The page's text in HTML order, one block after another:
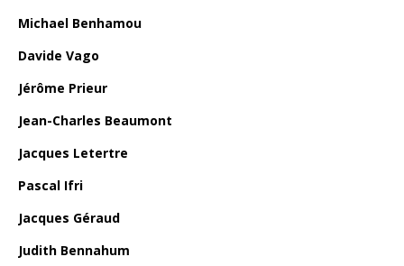
Michael Benhamou
Davide Vago
Jérôme Prieur
Jean-Charles Beaumont
Jacques Letertre
Pascal Ifri
Jacques Géraud
Judith Bennahum